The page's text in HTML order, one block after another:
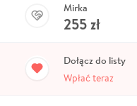
Mirka
255zł
Dołącz do listy
Wpłać teraz